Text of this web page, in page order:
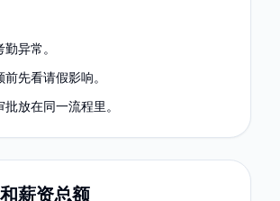
异常。
先看请假影响。
放在同一流程里。
薪资总额